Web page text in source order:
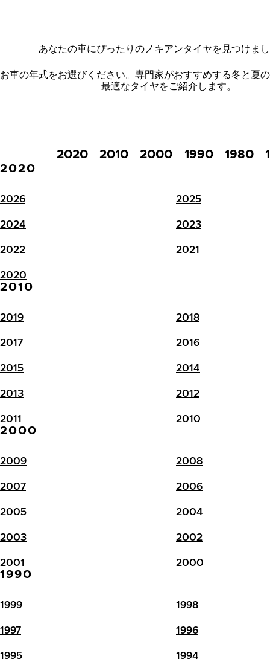
あなたの車にぴったりのノキアンタイヤを見つけま
お車の年式をお選びください。 専門家がおすすめする冬と夏
最適なタイヤをご紹介します。
2020 2010 2000 1990 1980
2020
2026 2025
2024 2023
2022 2021
2020
2010
2019 2018
2017 2016
2015 2014
2013 2012
2011 2010
2000
2009 2008
2007 2006
2005 2004
2003 2002
2001 2000
1990
1999 1998
1997 1996
1995 1994